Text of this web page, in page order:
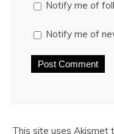
Notify me of
Notify me of
This site uses Akismet